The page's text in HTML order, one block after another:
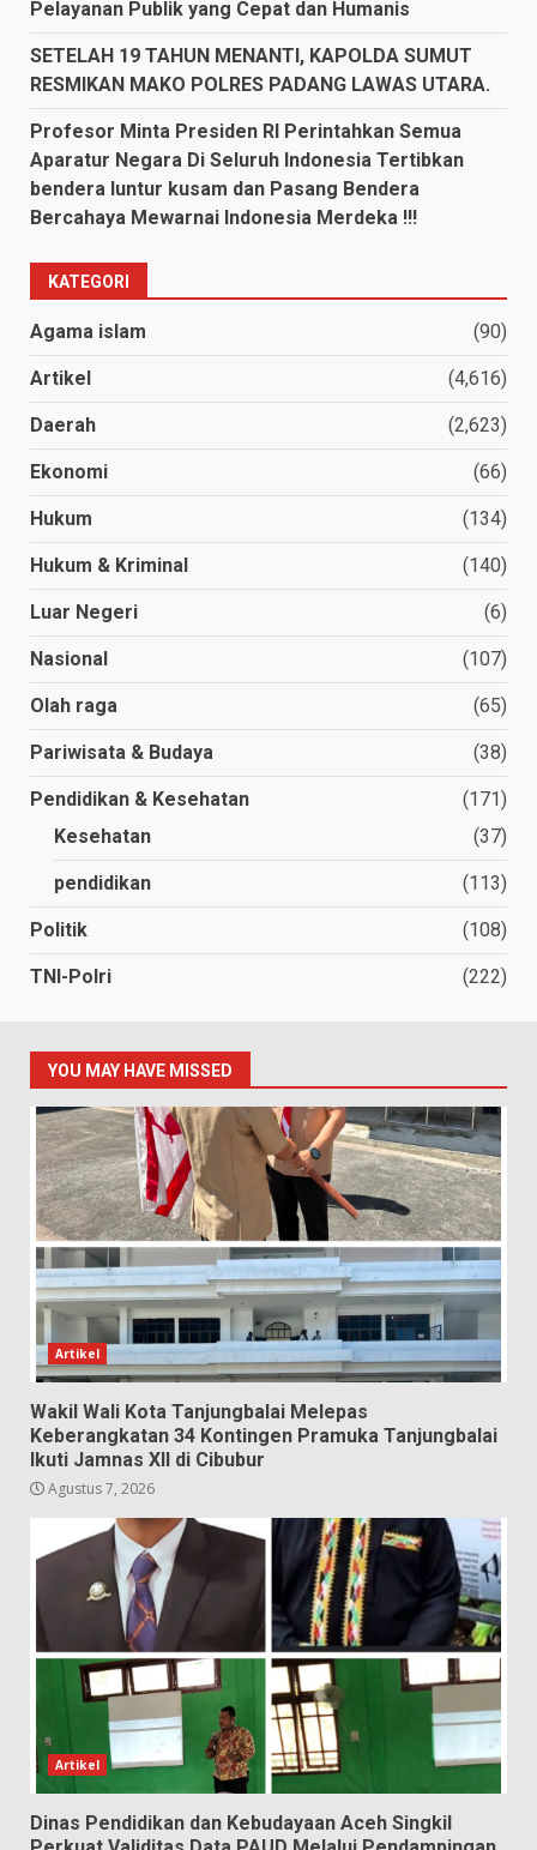
Pelayanan Publik yang Cepat dan Humanis
SETELAH 19 TAHUN MENANTI, KAPOLDA SUMUT
RESMIKAN MAKO POLRES PADANG LAWAS UTARA.
Profesor Minta Presiden RI Perintahkan Semua
Aparatur Negara Di Seluruh Indonesia Tertibkan
bendera luntur kusam dan Pasang Bendera
Bercahaya Mewarnai Indonesia Merdeka !!!
KATEGORI
Agama islam (90)
Artikel (4,616)
Daerah (2,623)
Ekonomi (66)
Hukum (134)
Hukum & Kriminal (140)
Luar Negeri (6)
Nasional (107)
Olah raga (65)
Pariwisata & Budaya (38)
Pendidikan & Kesehatan
(171)
Kesehatan
(37)
pendidikan (113)
Politik (108)
TNI-Polri (222)
YOU MAY HAVE MISSED
Artikel
Wakil Wali Kota Tanjungbalai Melepas
Keberangkatan 34 Kontingen Pramuka Tanjungbalai
Ikuti Jamnas XII di Cibubur
Agustus 7, 2026
Artikel
Dinas Pendidikan dan Kebudayaan Aceh Singkil